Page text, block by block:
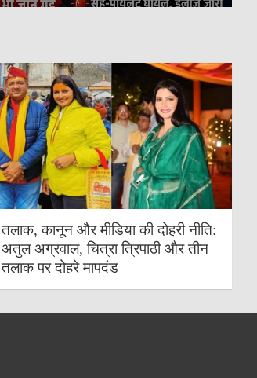
तलाक, कानून और मीडिया की दोहरी नीति:
अतुल अग्रवाल, चित्रा त्रिपाठी और तीन
तलाक पर दोहरे मापदंड